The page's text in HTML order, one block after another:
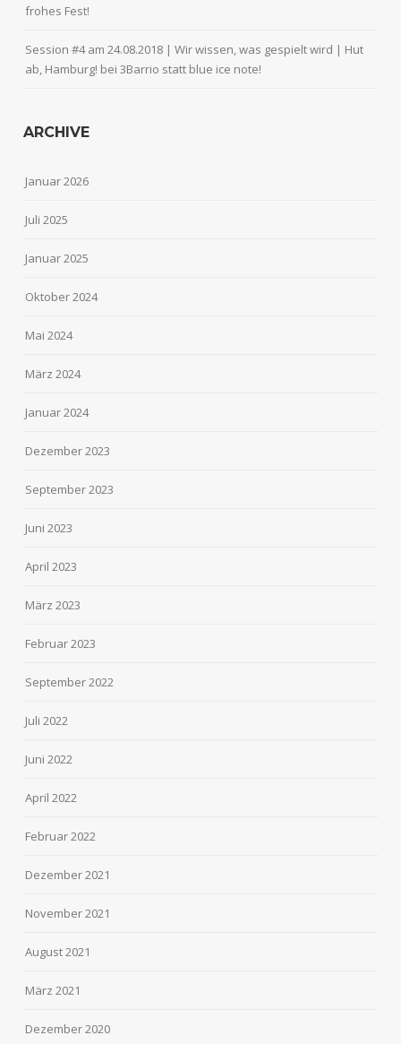
frohes Fest!
Session #4 am 24.08.2018 | Wir wissen, was gespielt wird | Hut
ab, Hamburg! bei3Barrio statt blue ice note!
ARCHIVE
Januar 2026
Juli 2025
Januar 2025
Oktober 2024
Mai 2024
März 2024
Januar 2024
Dezember 2023
September 2023
Juni 2023
April 2023
März 2023
Februar 2023
September 2022
Juli 2022
Juni 2022
April 2022
Februar 2022
Dezember 2021
November 2021
August 2021
März 2021
Dezember 2020